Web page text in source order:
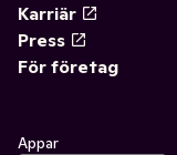
Karriär
Press
För företag
Appar